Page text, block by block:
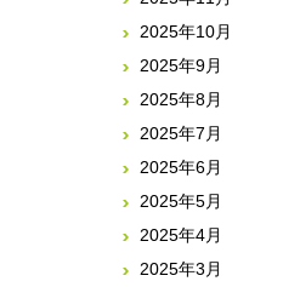
2025年10月
2025年9月
2025年8月
2025年7月
2025年6月
2025年5月
2025年4月
2025年3月